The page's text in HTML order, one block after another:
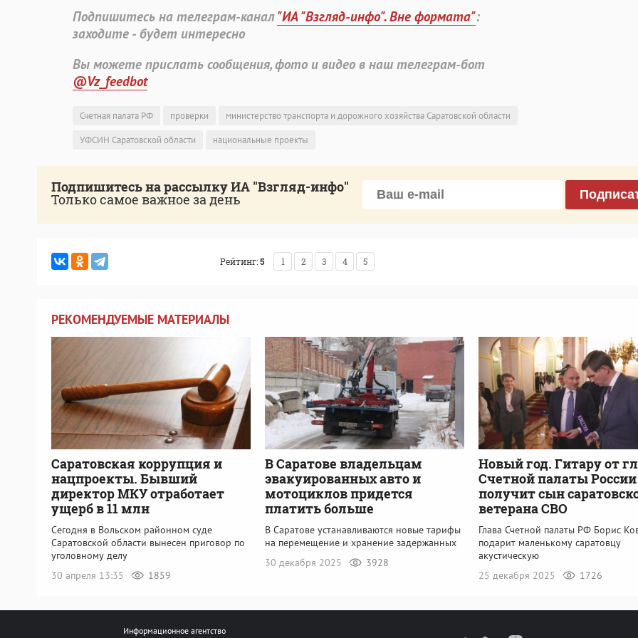
Подпишитесь на телеграм-канал"ИА "Взгляд-инфо". Вне формата":
заходите - будет интересно
Вы можете прислать сообщения, фото и видео в наш телеграм-бот
@Vz_feedbot
Счетная палата РФ проверки
министерство транспорта и дорожного хозяйства Саратовской области
УФСИН Саратовской области
национальные проекты
Подпишитесь на рассылку ИА "Взгляд-инфо"
Только самое важное за день
Рейтинг:5 1 2 3 4 5
РЕКОМЕНДУЕМЫЕ МАТЕРИАЛЫ
Саратовская коррупция и
нацпроекты. Бывший
директор МКУ отработает
ущерб в 11 млн
Сегодня в Вольском районном суде
Саратовской области вынесен приговор по
уголовному делу
30 апреля 13:35
1859
В Саратове владельцам
эвакуированных авто и
мотоциклов придется
платить больше
В Саратове устанавливаются новые тарифы
на перемещение и хранение задержанных
30 декабря 2025
3928
Новый год. Гитару от
Счетной палаты России
получит сын
ветерана СВО
Глава Счетной палаты РФ Борис
подарит маленькому саратовцу
акустическую
25 декабря 2025
1726
Информационное агентство